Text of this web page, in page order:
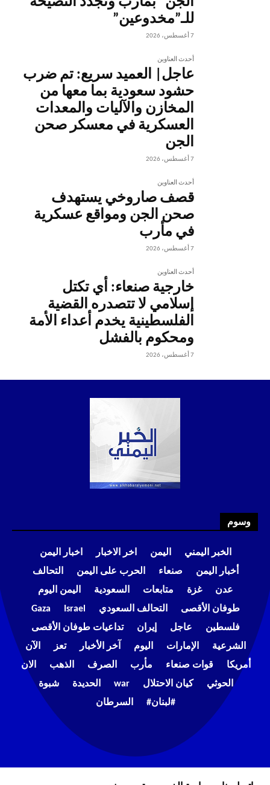
للـ”مخدوعين”
7 أغسطس، 2026
أحدث العناوين
عاجل| العميد سريع: تم ضرب
حشود سعودية بما معها من
المخازن والآليات والمعدات
العسكرية في معسكر صحن
الجن
7 أغسطس، 2026
أحدث العناوين
قصف صاروخي يستهدف
صحن الجن ومواقع عسكرية
في مأرب
7 أغسطس، 2026
أحدث العناوين
خارجية صنعاء: أي تكتل
إسلامي لا تتصدره القضية
الفلسطينية يخدم أعداء الأمة
ومحكوم بالفشل
7 أغسطس، 2026
وسوم
الخبر اليمني اليمن اخر الاخبار
اخبار اليمن
أخبار اليمن
صنعاء الحرب على اليمن
التحالف
عدن
غزة متابعات السعودية
اليمن اليوم
طوفان الأقصى
التحالف السعودي Israel
Gaza
فلسطين
عاجل إيران
تداعيات طوفان الأقصى
الشرعية
الإمارات اليوم آخر الأخبار تعز
الآن
أمريكا
قوات صنعاء مأرب الصرف الذهب
الان
الحوثي
كيان الاحتلال war الحديدة
شبوة
#لبنان#
السرطان